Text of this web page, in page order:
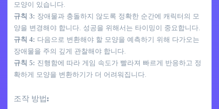
모양이 있습니다.
규칙 3: 장애물과 충돌하지 않도록 정확한 순간에 캐릭터의 모
양을 변경해야 합니다. 성공을 위해서는 타이밍이 중요합니다.
규칙 4: 다음으로 변환해야 할 모양을 예측하기 위해 다가오는
장애물을 주의 깊게 관찰해야 합니다.
규칙 5: 진행함에 따라 게임 속도가 빨라져 빠르게 반응하고 정
확하게 모양을 변환하기가 더 어려워집니다.
조작 방법: